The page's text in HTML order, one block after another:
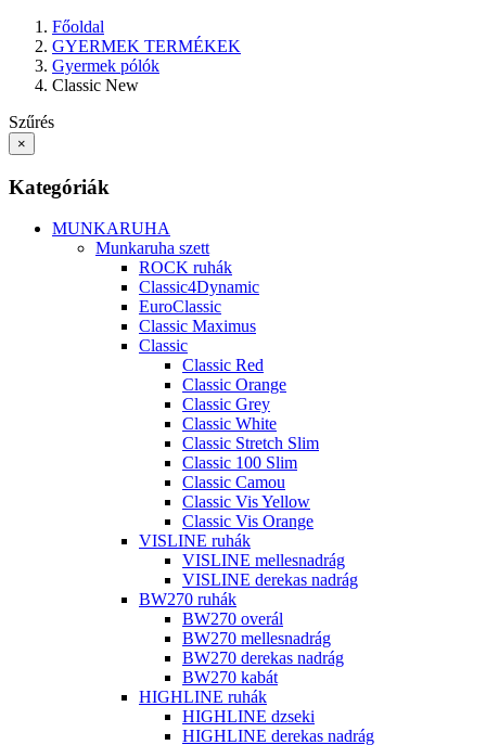
Főoldal
GYERMEK TERMÉKEK
Gyermek pólók
Classic New
Szűrés
×
Kategóriák
MUNKARUHA
Munkaruha szett
ROCK ruhák
Classic4Dynamic
EuroClassic
Classic Maximus
Classic
Classic Red
Classic Orange
Classic Grey
Classic White
Classic Stretch Slim
Classic 100 Slim
Classic Camou
Classic Vis Yellow
Classic Vis Orange
VISLINE ruhák
VISLINE mellesnadrág
VISLINE derekas nadrág
BW270 ruhák
BW270 overál
BW270 mellesnadrág
BW270 derekas nadrág
BW270 kabát
HIGHLINE ruhák
HIGHLINE dzseki
HIGHLINE derekas nadrág